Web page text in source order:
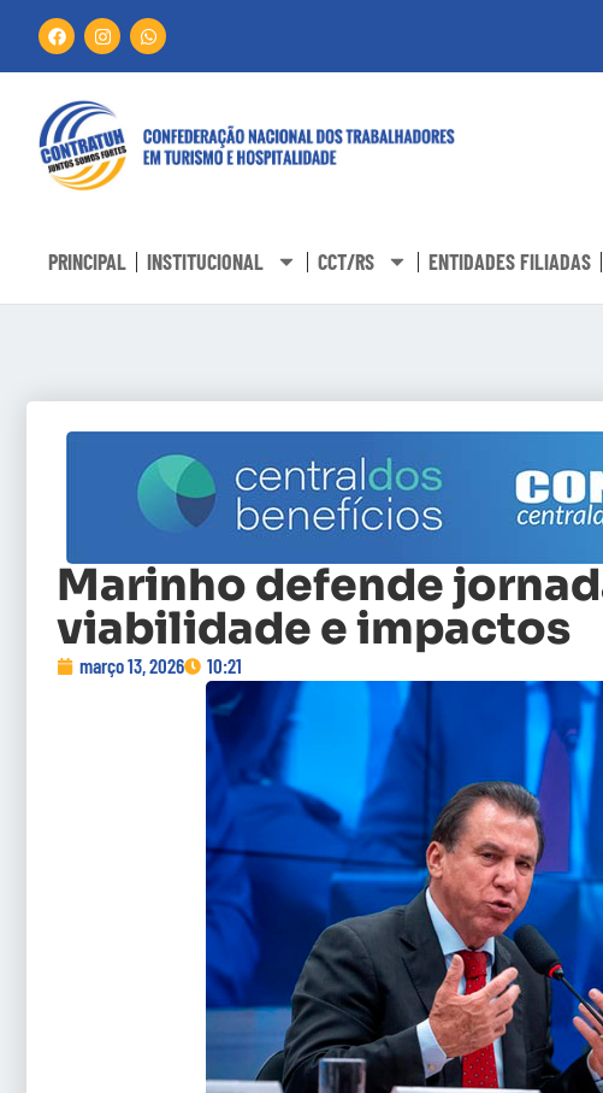
PRINCIPAL INSTITUCIONAL CCT/RS ENTIDADES FILIADAS
Marinho defende
viabilidade e impactos
março 13, 2026 10:21